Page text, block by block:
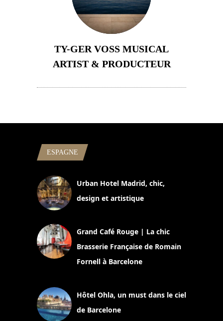
TY-GER VOSS MUSICAL
ARTIST & PRODUCTEUR
ESPAGNE
Urban Hotel Madrid, chic,
design et artistique
Grand Café Rouge | La chic
Brasserie Française de Romain
Fornell à Barcelone
Hôtel Ohla, un must dans le ciel
de Barcelone